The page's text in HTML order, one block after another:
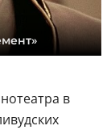
в